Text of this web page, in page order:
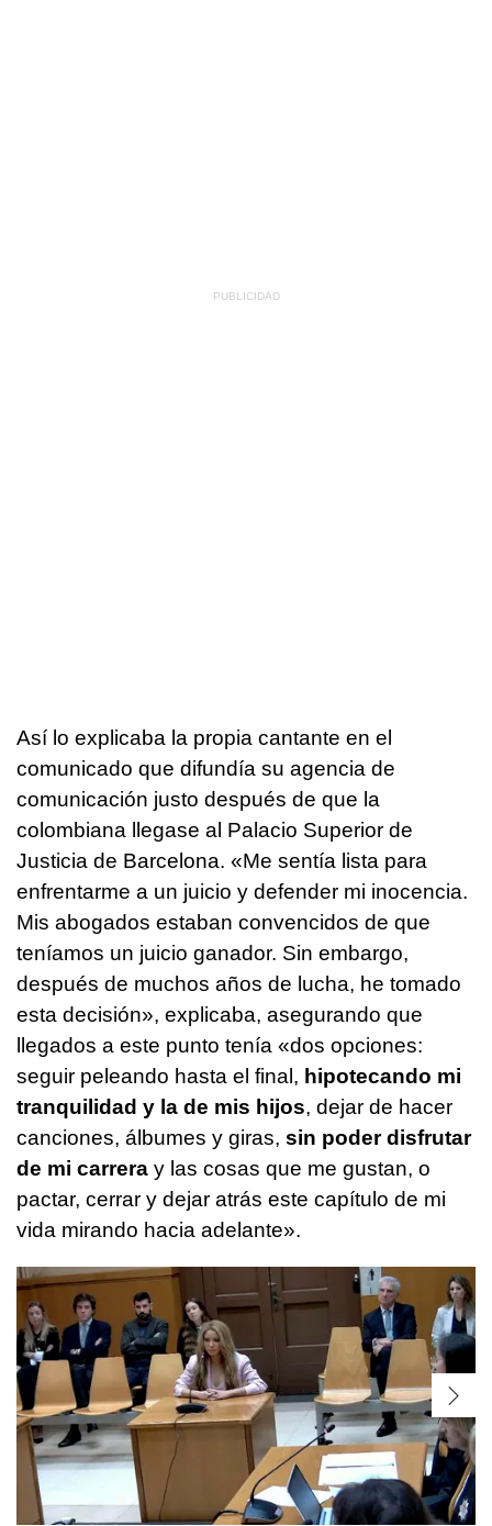
Así lo explicaba la propia cantante en el
comunicado que difundía su agencia de
comunicación justo después de que la
colombiana llegase al Palacio Superior de
Justicia de Barcelona. «Me sentía lista para
enfrentarme a un juicio y defender mi inocencia.
Mis abogados estaban convencidos de que
teníamos un juicio ganador. Sin embargo,
después de muchos años de lucha, he tomado
esta decisión», explicaba, asegurando que
llegados a este punto tenía «dos opciones:
seguir peleando hasta el final, hipotecando mi
tranquilidad y la de mis hijos, dejar de hacer
canciones, álbumes y giras, sin poder disfrutar
de mi carrera y las cosas que me gustan, o
pactar, cerrar y dejar atrás este capítulo de mi
vida mirando hacia adelante».